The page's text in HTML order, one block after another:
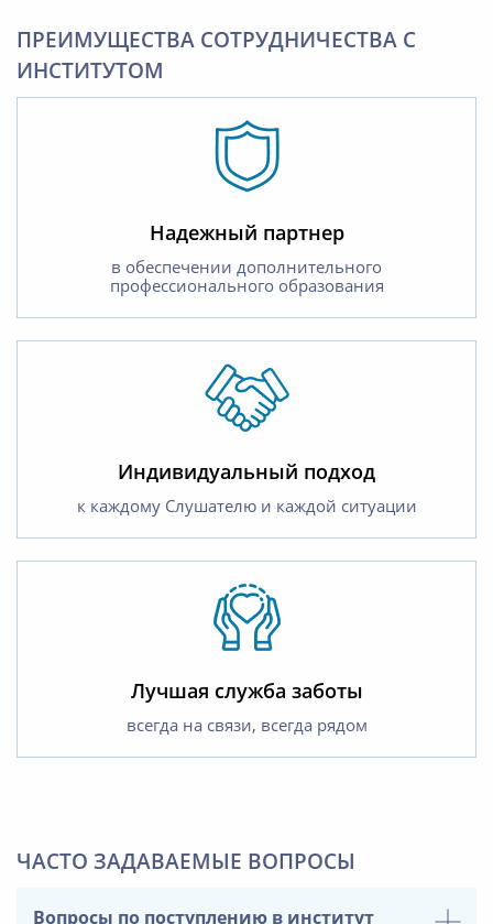
ПРЕИМУЩЕСТВА СОТРУДНИЧЕСТВА С
ИНСТИТУТОМ
Надежный партнер
в обеспечении дополнительного
профессионального образования
Индивидуальный подход
к каждому Слушателю и каждой ситуации
Лучшая служба заботы
всегда на связи, всегда рядом
ЧАСТО ЗАДАВАЕМЫЕ ВОПРОСЫ
Вопросы по поступлению в институт